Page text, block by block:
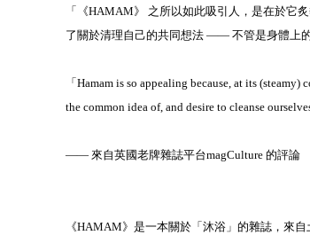
「《HAMAM》 之所以如此吸引人，是在於
了關於清理自己的共同想法 —— 不管是身體上
「Hamam is so appealing because, at its
the common idea of, and desire to cleanse
—— 來自英國老牌雜誌平台magCulture 的評論
《HAMAM》是一本關於「沐浴」的雜誌，來